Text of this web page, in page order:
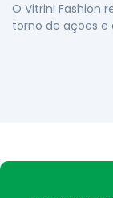
O Vitrini Fashion
torno de ações e